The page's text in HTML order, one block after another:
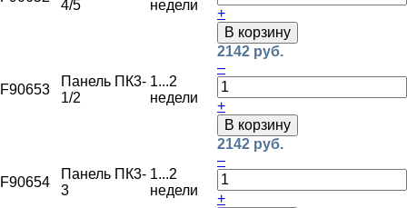
4/5 недели
+
В корзину
F90653
Панель ПК3-
1/2
1...2
недели
2142 руб.
–
+
В корзину
F90654
Панель ПК3-
3
1...2
недели
2142 руб.
–
+